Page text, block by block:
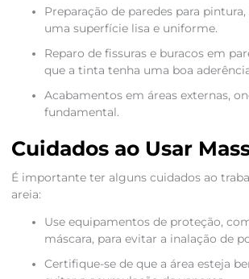
Preparação de paredes para
uma superfície lisa e uniforme.
Reparo de fissuras e buracos em
que a tinta tenha uma boa
Acabamentos em áreas externas,
fundamental.
Cuidados ao Usar
É importante ter alguns cuidados ao
areia:
Use equipamentos de proteção,
máscara, para evitar a inalação de
Certifique-se de que a área esteja